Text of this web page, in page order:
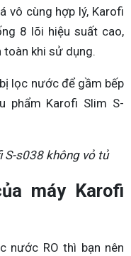
vô cùng hợp lý, Karofi
8 lõi hiệu suất cao,
toàn khi sử dụng.
lọc nước để gầm bếp
phẩm Karofi Slim S-
S-s038 không vỏ tủ
máy Karofi
nước RO thì bạn nên